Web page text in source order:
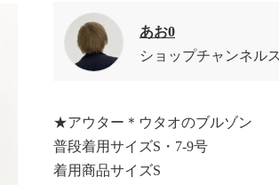
あお0
ショップチャンネル
★アウター＊ウタオのブルゾン
普段着用サイズS・7-9号
着用商品サイズS